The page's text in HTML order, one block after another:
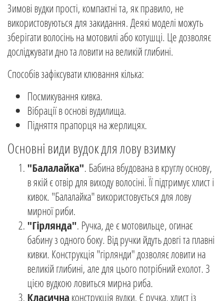
Зимові вудки прості, компактні та, як правило, не
використовуються для закидання. Деякі моделі можуть
зберігати волосінь на мотовилі або котушці. Це дозволяє
досліджувати дно та ловити на великій глибині.
Способів зафіксувати клювання кілька:
Посмикування кивка.
Вібрації в основі вудилища.
Підняття прапорця на жерлицях.
Основні види вудок для лову взимку
"Балалайка". Бабина вбудована в круглу основу,
в якій є отвір для виходу волосіні. Її підтримує хлист і
кивок. "Балалайка" використовується для лову
мирної риби.
"Гірлянда". Ручка, де є мотовильце, огинає
бабину з одного боку. Від ручки йдуть довгі та плавні
кивки. Конструкція "гірлянди" дозволяє ловити на
великій глибині, але для цього потрібний ехолот. З
цією вудкою ловиться мирна риба.
Класичнаконструкція вудки. Є ручка, хлист із